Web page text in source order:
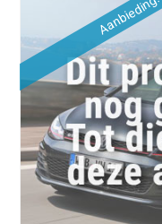
Aanbieding!